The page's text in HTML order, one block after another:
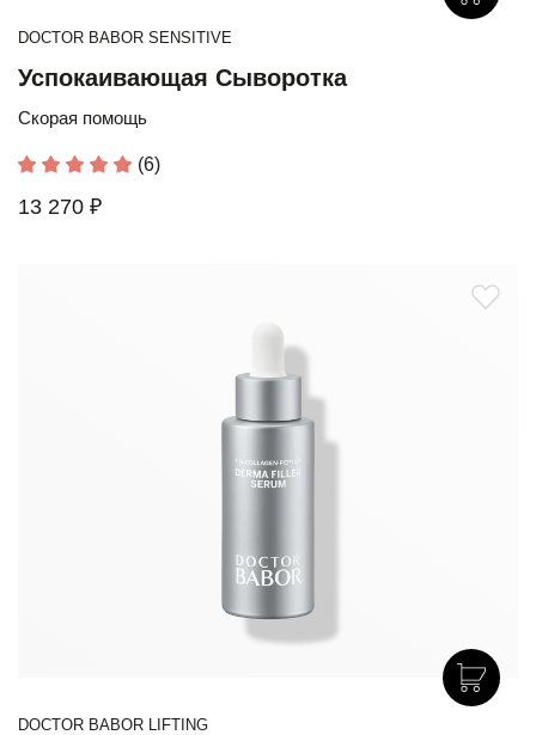
DOCTOR BABOR SENSITIVE
Успокаивающая Сыворотка
Скорая помощь
(6)
13 270 ₽
DOCTOR BABOR LIFTING